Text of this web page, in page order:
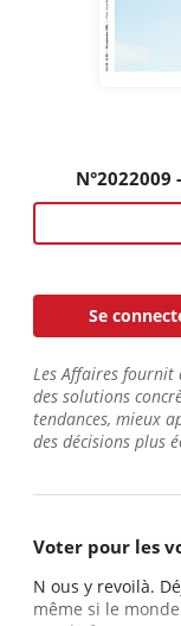
N°2022009
Se
Les Affaires fournit
des solutions
tendances, mieux
des décisions plus
Voter pour les
N ous y revoilà.
même si le